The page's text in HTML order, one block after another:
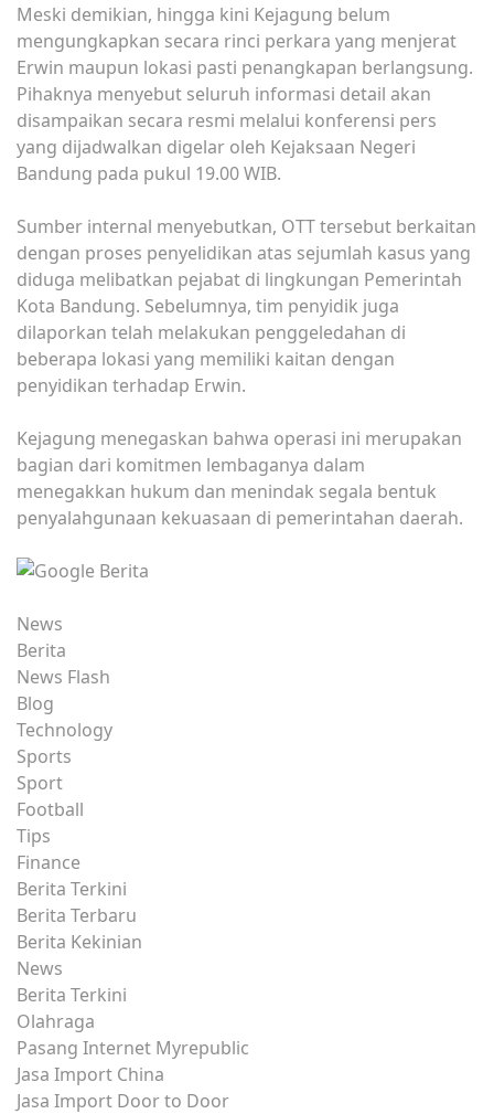
Meski demikian, hingga kini Kejagung belum
mengungkapkan secara rinci perkara yang menjerat
Erwin maupun lokasi pasti penangkapan berlangsung.
Pihaknya menyebut seluruh informasi detail akan
disampaikan secara resmi melalui konferensi pers
yang dijadwalkan digelar oleh Kejaksaan Negeri
Bandung pada pukul 19.00 WIB.
Sumber internal menyebutkan, OTT tersebut berkaitan
dengan proses penyelidikan atas sejumlah kasus yang
diduga melibatkan pejabat di lingkungan Pemerintah
Kota Bandung. Sebelumnya, tim penyidik juga
dilaporkan telah melakukan penggeledahan di
beberapa lokasi yang memiliki kaitan dengan
penyidikan terhadap Erwin.
Kejagung menegaskan bahwa operasi ini merupakan
bagian dari komitmen lembaganya dalam
menegakkan hukum dan menindak segala bentuk
penyalahgunaan kekuasaan di pemerintahan daerah.
News
Berita
News Flash
Blog
Technology
Sports
Sport
Football
Tips
Finance
Berita Terkini
Berita Terbaru
Berita Kekinian
News
Berita Terkini
Olahraga
Pasang Internet Myrepublic
Jasa Import China
Jasa Import Door to Door